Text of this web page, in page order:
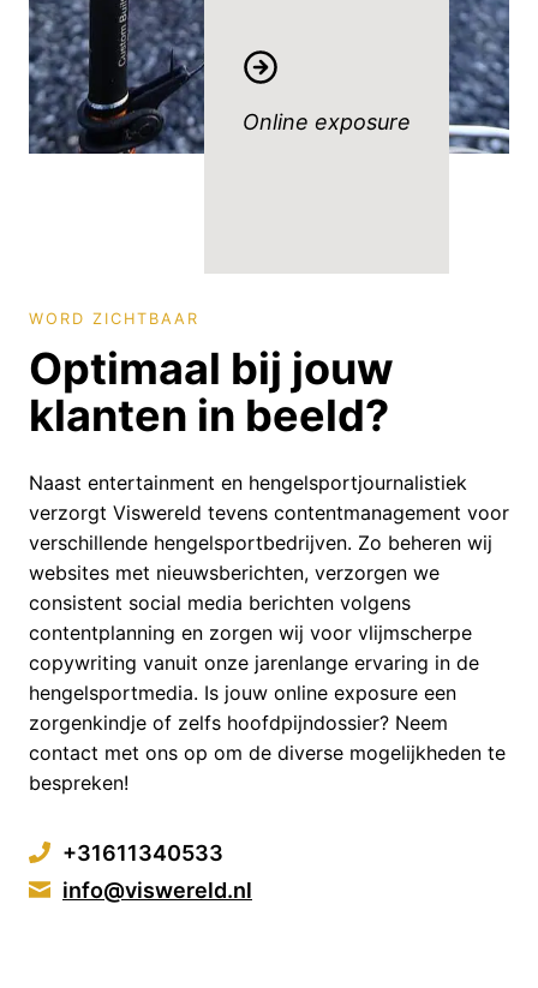
Online exposure
WORD ZICHTBAAR
Optimaal bij jouw
klanten in beeld?
Naast entertainment en hengelsportjournalistiek
verzorgt Viswereld tevens contentmanagement voor
verschillende hengelsportbedrijven. Zo beheren wij
websites met nieuwsberichten, verzorgen we
consistent social media berichten volgens
contentplanning en zorgen wij voor vlijmscherpe
copywriting vanuit onze jarenlange ervaring in de
hengelsportmedia. Is jouw online exposure een
zorgenkindje of zelfs hoofdpijndossier? Neem
contact met ons op om de diverse mogelijkheden te
bespreken!
+31611340533
info@viswereld.nl